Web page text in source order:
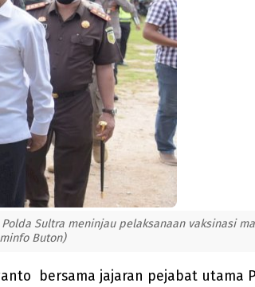
Sultra meninjau pelaksanaan vaksinasi
Buton)
bersama jajaran pejabat utama